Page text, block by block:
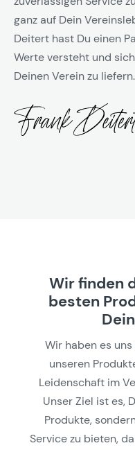
ganz auf Dein
Deitert hast Du einen
Werte versteht und
Deinen Verein zu liefern.
Wir finden
besten
Wir haben es
unseren
Leidenschaft im
Unser Ziel ist es,
Produkte,
Service zu bieten,